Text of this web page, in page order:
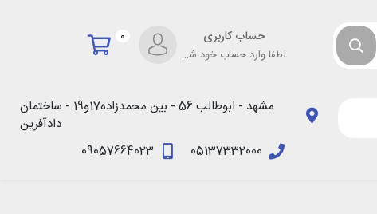
حساب کاربری
لطفا وارد حساب خود شوید!
0
مشهد - ابوطالب 56 - بین محمدزاده17و19 - ساختمان
دادآفرین
05137332000
09057664023